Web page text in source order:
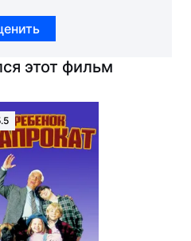
этот фильм